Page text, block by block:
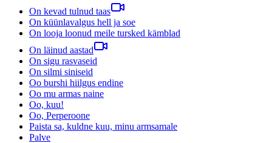
On kevad tulnud taas
On küünlavalgus hell ja soe
On looja loonud meile tursked kämblad
On läinud aastad
On sigu rasvaseid
On silmi siniseid
Oo burshi hiilgus endine
Oo mu armas naine
Oo, kuu!
Oo, Perperoone
Paista sa, kuldne kuu, minu armsamale
Palve